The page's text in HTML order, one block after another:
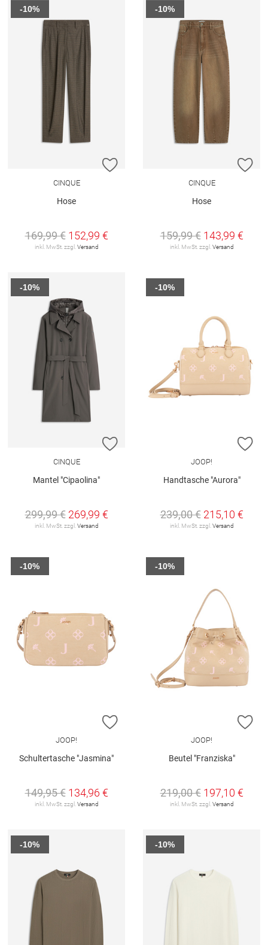
ZUR WUNSCHLISTE HINZUFÜGEN
CINQUE
Hose
169,99 € 152,99 €
inkl. MwSt. zzgl.Versand
-10%
CINQUE
Hose
159,99 € 143,99 €
inkl. MwSt. zzgl.Versand
-10%
ZUR WUNSCHLISTE HINZUFÜGEN
CINQUE
Mantel "Cipaolina"
299,99 € 269,99 €
inkl. MwSt. zzgl. Versand
-10%
JOOP!
Handtasche "Aurora"
239,00 € 215,10 €
inkl. MwSt. zzgl. Versand
-10%
ZUR WUNSCHLISTE HINZUFÜGEN
JOOP!
Schultertasche "Jasmina"
149,95 € 134,96 €
inkl. MwSt. zzgl.Versand
-10%
JOOP!
Beutel "Franziska"
219,00 € 197,10 €
inkl. MwSt. zzgl.Versand
-10%
-10% -10%